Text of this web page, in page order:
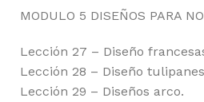
MODULO 5 DISEÑOS PARA
Lección 27 – Diseño
Lección 28 – Diseño
Lección 29 – Diseños arco.